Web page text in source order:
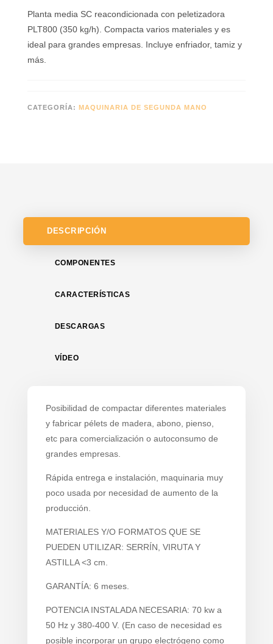
Planta media SC reacondicionada con peletizadora
PLT800 (350 kg/h). Compacta varios materiales y es
ideal para grandes empresas. Incluye enfriador, tamiz y
más.
CATEGORÍA: MAQUINARIA DE SEGUNDA MANO
DESCRIPCIÓN
COMPONENTES
CARACTERÍSTICAS
DESCARGAS
VÍDEO
Posibilidad de compactar diferentes materiales
y fabricar pélets de madera, abono, pienso,
etc para comercialización o autoconsumo de
grandes empresas.
Rápida entrega e instalación, maquinaria muy
poco usada por necesidad de aumento de la
producción.
MATERIALES Y/O FORMATOS QUE SE
PUEDEN UTILIZAR: SERRÍN, VIRUTA Y
ASTILLA <3 cm.
GARANTÍA: 6 meses.
POTENCIA INSTALADA NECESARIA: 70 kw a
50 Hz y 380-400 V. (En caso de necesidad es
posible incorporar un grupo electrógeno como